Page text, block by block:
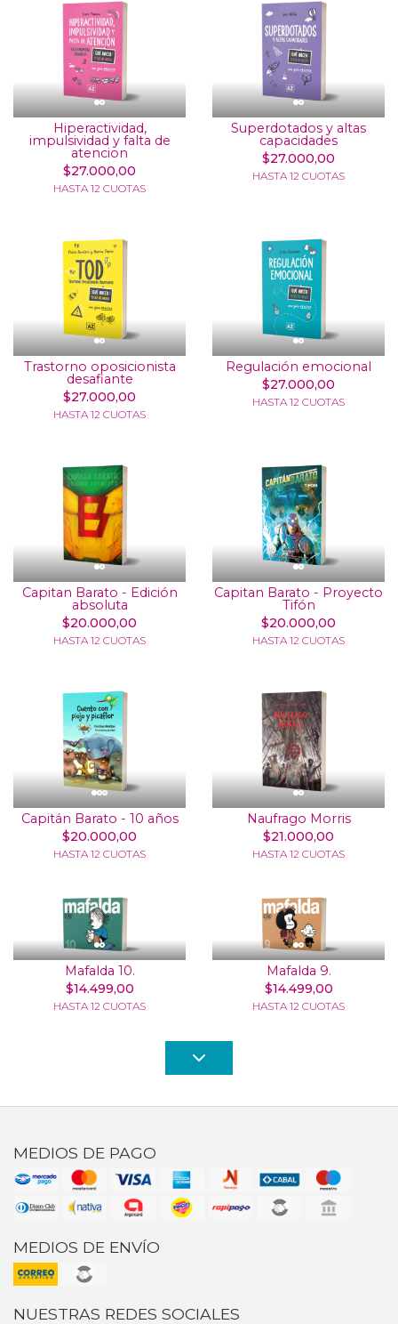
Hiperactividad,
impulsividad y falta de
atencion
$27.000,00
HASTA 12 CUOTAS
Superdotados y altas
capacidades
$27.000,00
HASTA 12 CUOTAS
Trastorno oposicionista
desafiante
$27.000,00
HASTA 12 CUOTAS
Regulación emocional
$27.000,00
HASTA 12 CUOTAS
Capitan Barato - Edición
absoluta
$20.000,00
HASTA 12 CUOTAS
Capitan Barato - Proyecto
Tifón
$20.000,00
HASTA 12 CUOTAS
Capitán Barato - 10 años
$20.000,00
HASTA 12 CUOTAS
Naufrago Morris
$21.000,00
HASTA 12 CUOTAS
Mafalda 10.
$14.499,00
HASTA 12 CUOTAS
Mafalda 9.
$14.499,00
HASTA 12 CUOTAS
MEDIOS DE PAGO
MEDIOS DE ENVÍO
NUESTRAS REDES SOCIALES